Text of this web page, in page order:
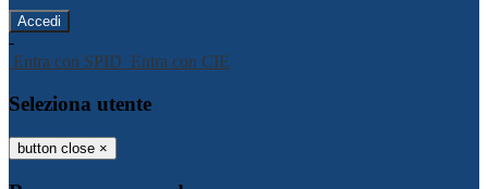
-
Entra con SPID Entra con CIE
Seleziona utente
button close ×